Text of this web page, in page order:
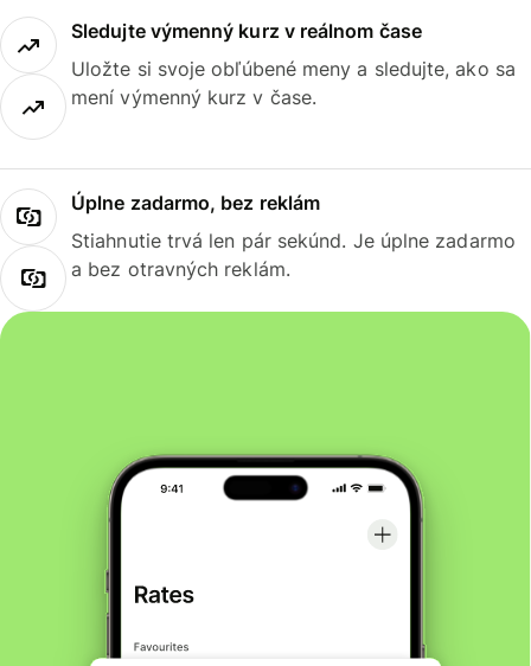
Sledujte výmenný kurz v reálnom čase
Uložte si svoje obľúbené meny a sledujte, ako sa
mení výmenný kurz v čase.
Úplne zadarmo, bez reklám
Stiahnutie trvá len pár sekúnd. Je úplne zadarmo
a bez otravných reklám.